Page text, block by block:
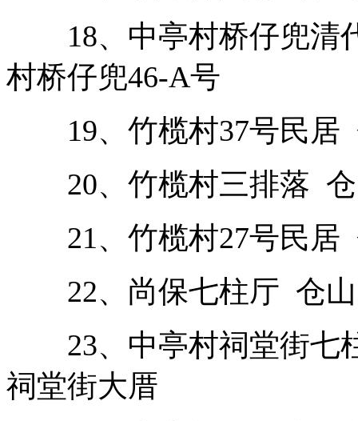
18、中亭村桥仔兜清
村桥仔兜46-A号
19、竹榄村37号民居
20、竹榄村三排落 仓
21、竹榄村27号民居
22、尚保七柱厅 仓山
23、中亭村祠堂街七
祠堂街大厝